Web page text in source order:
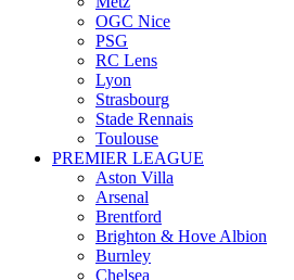
OGC Nice
PSG
RC Lens
Lyon
Strasbourg
Stade Rennais
Toulouse
PREMIER LEAGUE
Aston Villa
Arsenal
Brentford
Brighton & Hove Albion
Burnley
Chelsea